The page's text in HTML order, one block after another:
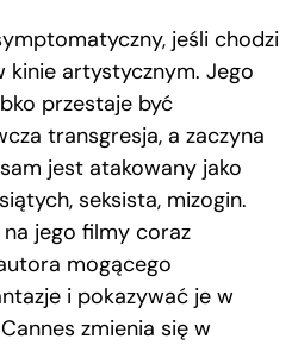
jeśli chodzi
kinie artystycznym. Jego
przestaje być
transgresja, a zaczyna
jest atakowany jako
seksista, mizogin.
jego filmy coraz
mogącego
i pokazywać je w
zmienia się w